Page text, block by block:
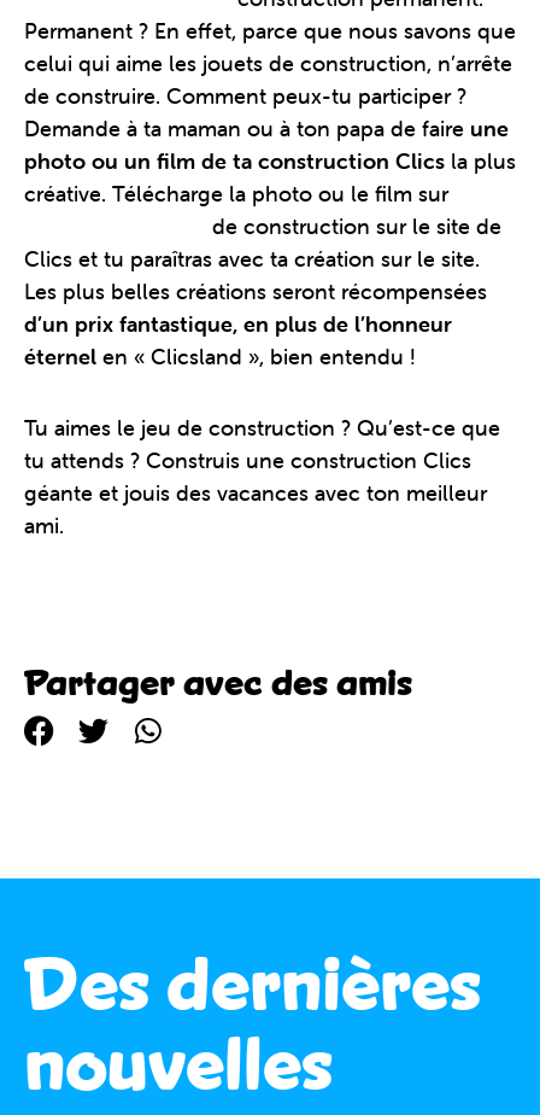
Permanent ? En effet, parce que nous savons que
celui qui aime les jouets de construction, n’arrête
de construire. Comment peux-tu participer ?
Demande à ta maman ou à ton papa de faire une
photo ou un film de ta construction Clics la plus
créative. Télécharge la photo ou le film sur
de construction sur le site de
Clics et tu paraîtras avec ta création sur le site.
Les plus belles créations seront récompensées
d’un prix fantastique, en plus de l’honneur
éternel en « Clicsland », bien entendu !
Tu aimes le jeu de construction ? Qu’est-ce que
tu attends ? Construis une construction Clics
géante et jouis des vacances avec ton meilleur
ami.
Partager avec des amis
Des dernières
nouvelles